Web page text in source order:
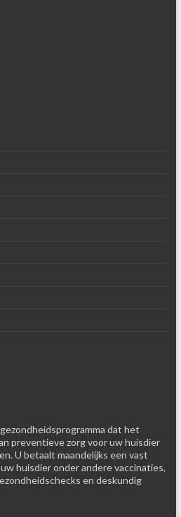
dat het
preventieve zorg voor uw huisdier
U betaalt maandelijks een vast
huisdier onder andere vaccinaties,
en deskundig